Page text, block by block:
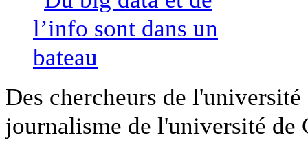
Des chercheurs de
journalisme de l'université